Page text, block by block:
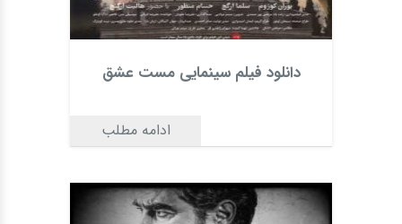
دانلود فیلم سینمایی مست عشق
ادامه مطلب